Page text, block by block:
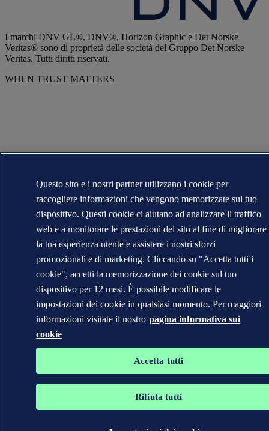
I marchi DNV GL®, DNV®, Horizon Graphic e Det Norske
Veritas® sono di proprietà delle società del Gruppo Det Norske
Veritas. Tutti diritti riservati.
WHEN TRUST MATTERS
Questo sito e i nostri partner utilizzano i cookie per
raccogliere informazioni che vengono memorizzate sul tuo
dispositivo. Questi cookie ci aiutano ad analizzare il traffico
web e a monitorare le prestazioni del sito al fine di migliorare
la tua esperienza utente e assistere i nostri sforzi
promozionali e di marketing. Cliccando su "Accetta tutti i
cookie", accetti la memorizzazione dei cookie sul tuo
dispositivo per 12 mesi. È possibile modificare le
impostazioni dei cookie in qualsiasi momento. Per maggiori
informazioni visitate il nostro pagina informativa sui
cookie
Accetta tutti
Rifiuta tutti